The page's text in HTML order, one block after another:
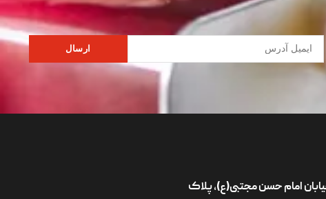
ارسال
امام حسن مجتبی(ع)، پلاک